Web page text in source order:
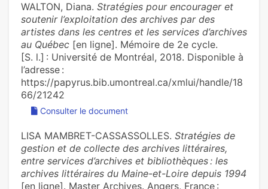
WALTON, Diana. Stratégies pour encourager et
soutenir l’exploitation des archives par des
artistes dans les centres et les services d’archives
au Québec [en ligne]. Mémoire de 2e cycle.
[S. l.] : Université de Montréal, 2018. Disponible à
l’adresse :
https://papyrus.bib.umontreal.ca/xmlui/handle/18
66/21242
Consulter le document
LISA MAMBRET-CASSASSOLLES. Stratégies de
gestion et de collecte des archives littéraires,
entre services d’archives et bibliothèques : les
archives littéraires du Maine-et-Loire depuis 1994
[en ligne]. Master Archives. Angers, France :